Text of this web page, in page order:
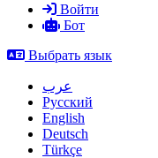
Войти
Бот
Выбрать язык
عرب
Русский
English
Deutsch
Türkçe